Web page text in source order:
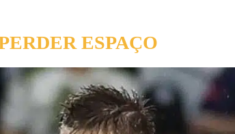
ESPAÇO